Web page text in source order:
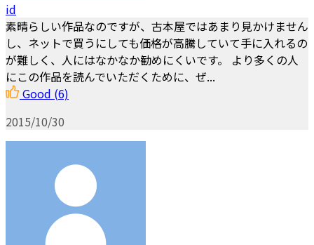
id
素晴らしい作品なのですが、古本屋ではあまり見かけません
し、ネットで買うにしても価格が高騰していて手に入れるの
が難しく、人にはなかなか勧めにくいです。 より多くの人
にこの作品を読んでいただくために、ぜ...
Good (6)
2015/10/30